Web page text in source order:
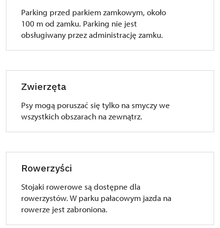
Parking przed parkiem zamkowym, około
100 m od zamku. Parking nie jest
obsługiwany przez administrację zamku.
Zwierzęta
Psy mogą poruszać się tylko na smyczy we
wszystkich obszarach na zewnątrz.
Rowerzyści
Stojaki rowerowe są dostępne dla
rowerzystów. W parku pałacowym jazda na
rowerze jest zabroniona.